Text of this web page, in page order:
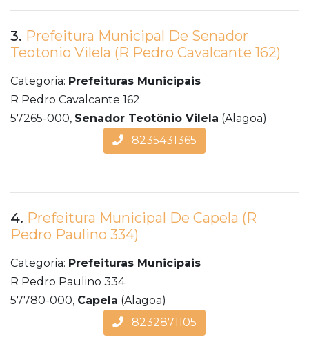
3. Prefeitura Municipal De Senador
Teotonio Vilela (R Pedro Cavalcante 162)
Categoria: Prefeituras Municipais
R Pedro Cavalcante 162
57265-000, Senador Teotônio Vilela (Alagoa)
8235431365
4. Prefeitura Municipal De Capela (R
Pedro Paulino 334)
Categoria: Prefeituras Municipais
R Pedro Paulino 334
57780-000, Capela (Alagoa)
8232871105